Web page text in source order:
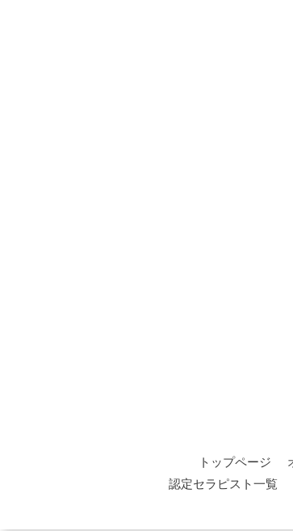
トップページ
認定セラピスト一覧